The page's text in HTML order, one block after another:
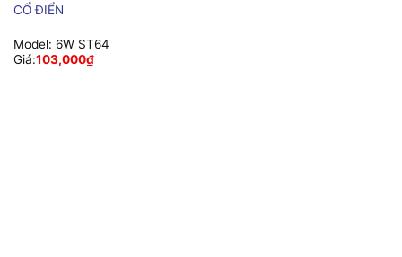
CỔ ĐIỂN
Model: 6W ST64
Giá:103,000₫